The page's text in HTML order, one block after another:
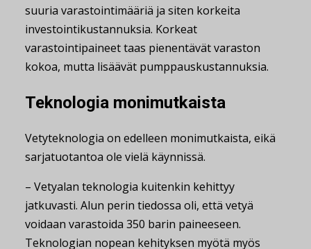
suuria varastointimääriä ja siten korkeita
investointikustannuksia. Korkeat
varastointipaineet taas pienentävät varaston
kokoa, mutta lisäävät pumppauskustannuksia.
Teknologia monimutkaista
Vetyteknologia on edelleen monimutkaista, eikä
sarjatuotantoa ole vielä käynnissä.
– Vetyalan teknologia kuitenkin kehittyy
jatkuvasti. Alun perin tiedossa oli, että vetyä
voidaan varastoida 350 barin paineeseen.
Teknologian nopean kehityksen myötä myös